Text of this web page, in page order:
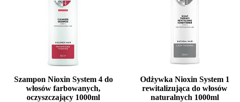
Szampon Nioxin System 4 do
włosów farbowanych,
oczyszczający 1000ml
Odżywka Nioxin System 1
rewitalizująca do włosów
naturalnych 1000ml